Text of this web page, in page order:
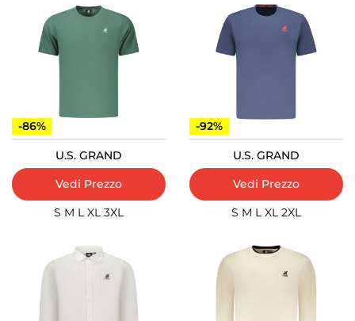
-86%
U.S. GRAND
Vedi Prezzo
S M L XL 3XL
-92%
U.S. GRAND
Vedi Prezzo
S M L XL 2XL